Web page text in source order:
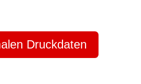
Druckdaten